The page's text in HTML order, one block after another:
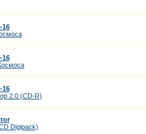
16
16
16
2.0 (CD-R)
Digipack)